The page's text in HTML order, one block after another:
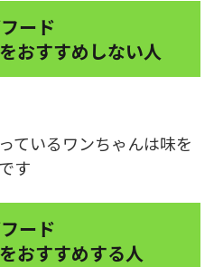
ード
おすすめしない人
ているワンちゃんは味を
す
ード
おすすめする人